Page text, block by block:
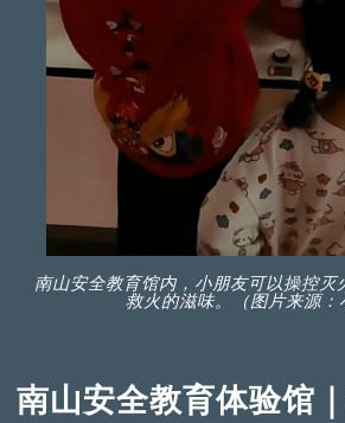
南山安全教育馆内，小朋友可以操控灭
救火的滋味。（图片来源：
南山安全教育体验馆